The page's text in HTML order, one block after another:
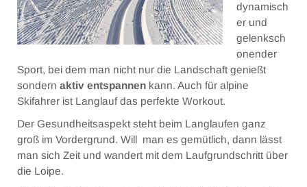
Ski Videoanalyse
Preise Skikurse
LANGLAUF
Langlauf Klassische Technik
Langlauf Skating
Langlauf Videoanalyse
dynamisch
er und
gelenksch
onender
Sport, bei dem man nicht nur die Landschaft genießt
sondern aktiv entspannen kann. Auch für alpine
Skifahrer ist Langlauf das perfekte Workout.
Der Gesundheitsaspekt steht beim Langlaufen ganz
groß im Vordergrund. Will man es gemütlich, dann lässt
man sich Zeit und wandert mit dem Laufgrundschritt über
die Loipe.